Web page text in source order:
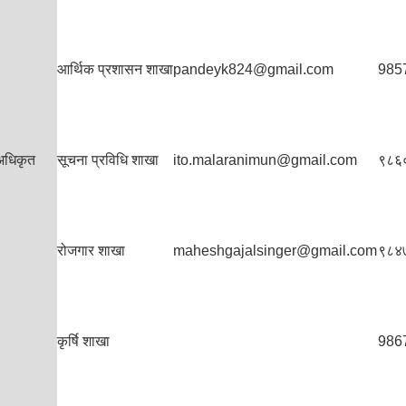
आर्थिक प्रशासन शाखाpandeyk824@gmail.com
सूचना प्रविधि शाखा ito.malaranimun@gmail.com
रोजगार शाखा maheshgajalsinger@gmail.com
कृर्षि शाखा